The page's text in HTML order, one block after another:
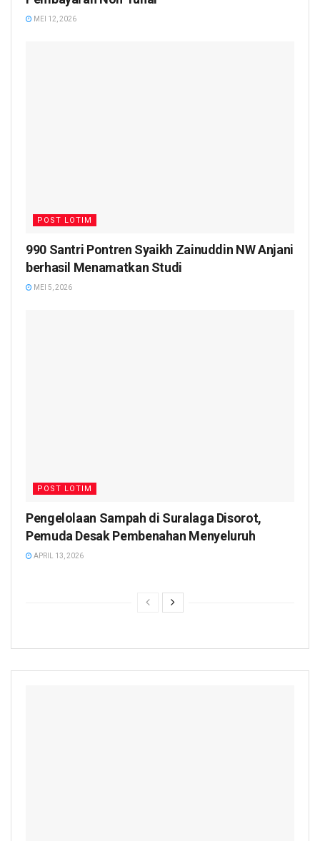
MEI 12, 2026
POST LOTIM
990 Santri Pontren Syaikh Zainuddin NW Anjani
berhasil Menamatkan Studi
MEI 5, 2026
POST LOTIM
Pengelolaan Sampah di Suralaga Disorot,
Pemuda Desak Pembenahan Menyeluruh
APRIL 13, 2026